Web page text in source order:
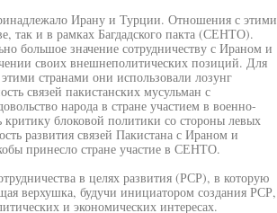
Ирану и Турции. Отношения с этими
так и в рамках Багдадского пакта (СЕНТО).
большое значение сотрудничеству с Ираном и
своих внешнеполитических позиций. Для
странами они использовали лозунг
связей пакистанских мусульман с
народа в стране участием в военно-
блоковой политики со стороны левых
развития связей Пакистана с Ираном и
принесло стране участие в СЕНТО.
в целях развития (РСР), в которую
верхушка, будучи инициатором создания РСР,
и экономических интересах.